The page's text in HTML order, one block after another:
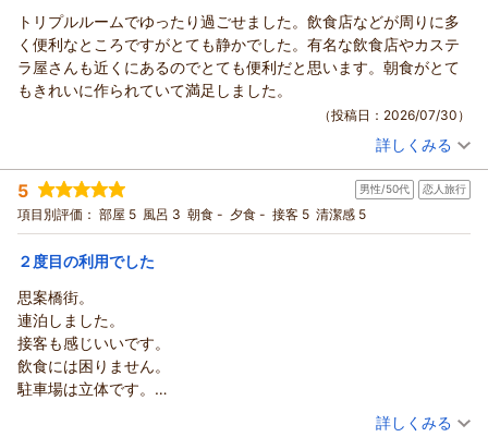
朝食に関しましてもお褒めの言葉を頂戴し大変嬉しく存じま
す。
お客様にさらにご満足いただけるよう日々精進してまいりま
す。
最後になりますがお忙しい中ご投稿いただきありがとうござい
またのお越しをスタッフ一同心よりお待ちしております。
フロント 北村
支配人
（返信日：2026/08/03）
いつもリッチモンドホテル長崎思案橋をご利用いただき誠にあ
りがとうございます。
ご滞在中は快適にお過ごしいただけたようでスタッフ一同安心
いたしました。
しかしながら、客室のバスルームの広さにつきましては、お客
様のご期待に添えず申し訳ありませんでした。構造上、直ちに
客室の改修を行うことは難しい状況ではございますが、いただ
いたご意見を真摯に受け止め、今後の改善の参考とさせていた
だきます。
これからもお客様に快適にお過ごしいただけるようスタッフ一
同サービス向上に努めて参ります。
ございました。
お客様にまたお目にかかれます日を心よりお待ち申し上げてお
ります。
フロント 寺田
支配人
（返信日：2026/08/03）
トリプルルームでゆったり過ごせました。飲食店などが周りに多
く便利なところですがとても静かでした。有名な飲食店やカステ
ラ屋さんも近くにあるのでとても便利だと思います。朝食がとて
もきれいに作られていて満足しました。
（投稿日：2026/07/30）
投稿者： はなさんさん(女性/50代)
宿泊プラン： トリプルルームお得プラン♪朝食付 朝のみ
宿泊価格帯： 6,001～7,000円(大人一人あたり/税込)
リッチモンドホテル長崎思案橋からの返信
この度はリッチモンドホテル長崎思案橋をご利用いただき誠に
ありがとうございます。
お客様の仰る通り、私どものホテルは繁華街に位置しておりま
すので夜は大変賑やかになりますが、ご滞在中は快適にお過ご
しいただけたようで安心いたしました。
また、ご朝食に関しましてもお褒めの言葉を頂戴し大変嬉しく
存じます。長崎名物の皿うどんやハトシ、角煮まんじゅうやカ
詳しくみる
5 男性/50代 恋人旅行
項目別評価： 部屋 5 風呂 3 朝食 - 夕食 - 接客 5 清潔感 5
２度目の利用でした
思案橋街。
連泊しました。
接客も感じいいです。
飲食には困りません。
駐車場は立体です。
（投稿日：2026/07/30）
詳しくみる